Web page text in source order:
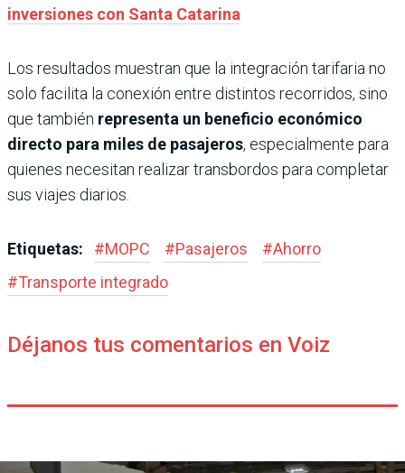
inversiones con Santa Catarina
Los resultados muestran que la integración tarifaria no
solo facilita la conexión entre distintos recorridos, sino
que también representa un beneficio económico
directo para miles de pasajeros, especialmente para
quienes necesitan realizar transbordos para completar
sus viajes diarios.
Etiquetas: #MOPC #Pasajeros #Ahorro
#Transporte integrado
Déjanos tus comentarios en Voiz